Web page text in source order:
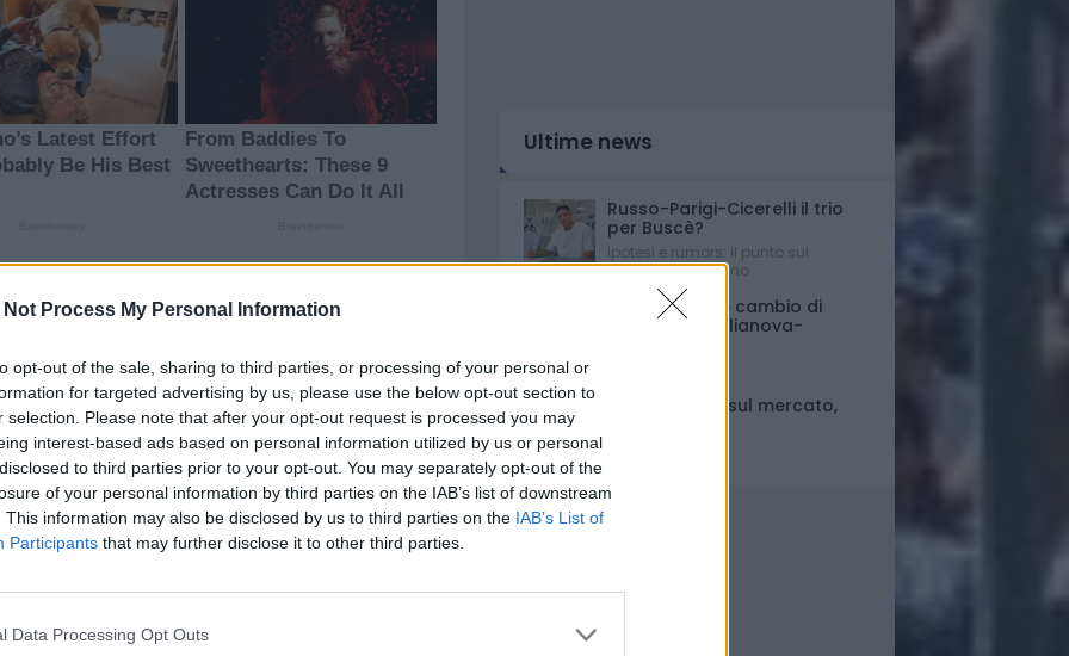
Not Process My Personal Information
opt-out of the sale, sharing to third parties, or processing of your personal or
for targeted advertising by us, please use the below opt-out section to
selection. Please note that after your opt-out request is processed you may
interest-based ads based on personal information utilized by us or personal
to third parties prior to your opt-out. You may separately opt-out of the
of your personal information by third parties on the IAB’s list of downstream
This information may also be disclosed by us to third parties on the IAB’s List of
Participants that may further disclose it to other third parties.
Data Processing Opt Outs
in via Carducci 69, aperto dal martedì al
16 alle ore 19.
solo giorno gara a partire dalle ore 16.
pagina www.ciaotickets.it
a genitori e nonni degli iscritti Scuola
nord e Sud al costo di 7,50 euro e in Tribuna
euro. Tale riduzione è fruibile esclusivamente
Ultime news
Russo-Parigi-Cicerelli il trio
per Buscè?
Ipotesi e rumors: il punto sul
mercato del Delfino
Porte chiuse e cambio di
orario per Giulianova-
Fase di stallo sul mercato,